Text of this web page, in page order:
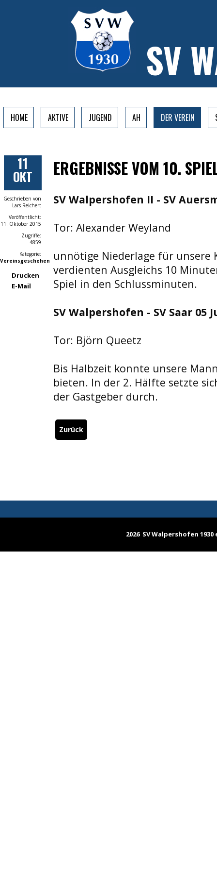
SV
HOME AKTIVE JUGEND AH DER VEREIN
11
OKT
Geschrieben von
Lars Reichert
Veröffentlicht:
11. Oktober 2015
Zugriffe:
4859
Kategorie:
Vereinsgeschehen
Drucken
E-Mail
ERGEBNISSE VOM 10.
SV Walpershofen II - SV
Tor: Alexander Weyland
unnötige Niederlage für unsere
verdienten Ausgleichs 10
Spiel in den Schlussminuten.
SV Walpershofen - SV Saar 05
Tor: Björn Queetz
Bis Halbzeit konnte unsere
bieten. In der 2. Hälfte setzte
der Gastgeber durch.
Zurück
2026 SV Walpershofen